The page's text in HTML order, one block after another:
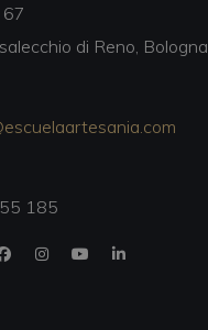
67
di Reno, Bologna
185